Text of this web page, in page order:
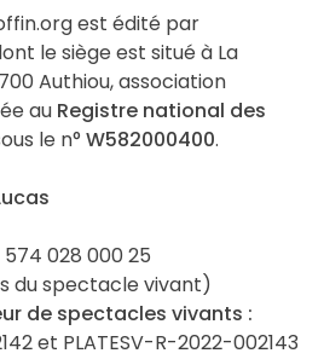
est édité par
le siège est situé à La
Authiou, association
au Registre national des
le n° W582000400.
574 028 000 25
du spectacle vivant)
de spectacles vivants :
et PLATESV-R-2022-002143